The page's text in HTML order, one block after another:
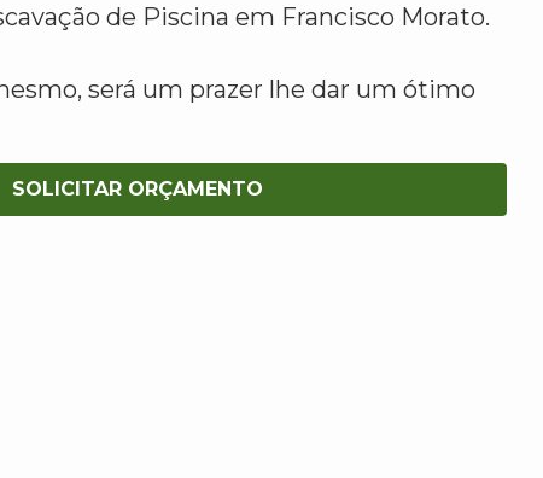
de Piscina em Francisco Morato.
será um prazer lhe dar um ótimo
SOLICITAR ORÇAMENTO